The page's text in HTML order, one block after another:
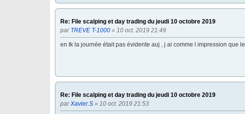
Re: File scalping et day trading du jeudi 10 octobre 2019
par TREVE T-1000 » 10 oct. 2019 21:49
en tk la journée était pas évidente auj , j ai comme l impression que le
Re: File scalping et day trading du jeudi 10 octobre 2019
parXavier.S » 10 oct. 2019 21:53